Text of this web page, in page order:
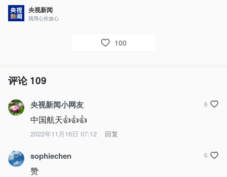
央视新闻
我用心你放心
100
评论109
央视新闻小网友
中国航天👍👍👍
2022年11月16日 07:12 回复
6
sophiechen
赞
6